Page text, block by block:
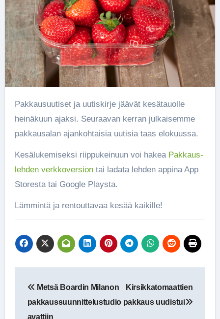
Pakkausuutiset ja uutiskirje jäävät kesätauolle
heinäkuun ajaksi. Seuraavan kerran julkaisemme
pakkausalan ajankohtaisia uutisia taas elokuussa.
Kesälukemiseksi riippukeinuun voi hakea Pakkaus-
lehden verkkoversiontai ladata lehden appina App
Storesta tai Google Playsta.
Lämmintä ja rentouttavaa kesää kaikille!
selaus
Metsä Boardin Milanon
pakkaussuunnittelustudio
avattiin
Kirsikkatomaattien
pakkaus uudistui